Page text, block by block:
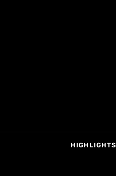
HIGHLIGHTS